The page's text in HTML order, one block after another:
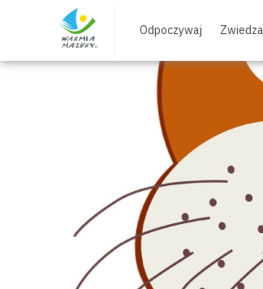
Odpoczywaj